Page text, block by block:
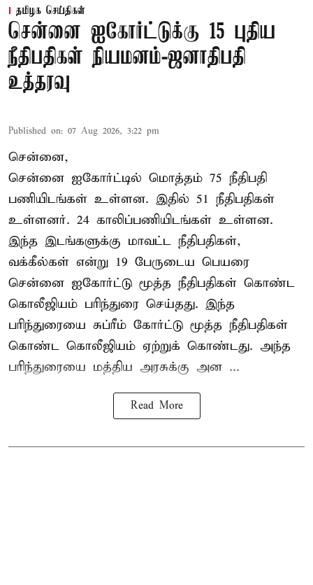
தமிழக செய்திகள்
சென்னை ஐகோர்ட்டுக்கு 15 புதிய
நீதிபதிகள் நியமனம்-ஜனாதிபதி
உத்தரவு
Published on: 07 Aug 2026, 3:22 pm
சென்னை,
சென்னை ஐகோர்ட்டில் மொத்தம் 75 நீதிபதி
பணியிடங்கள் உள்ளன. இதில் 51 நீதிபதிகள்
உள்ளனர். 24 காலிப்பணியிடங்கள் உள்ளன.
இந்த இடங்களுக்கு மாவட்ட நீதிபதிகள்,
வக்கீல்கள் என்று 19 பேருடைய பெயரை
சென்னை ஐகோர்ட்டு மூத்த நீதிபதிகள் கொண்ட
கொலீஜியம் பரிந்துரை செய்தது. இந்த
பரிந்துரையை சுப்ரீம் கோர்ட்டு மூத்த நீதிபதிகள்
கொண்ட கொலீஜியம் ஏற்றுக் கொண்டது. அந்த
பரிந்துரையை மத்திய அரசுக்கு அன ...
Read More